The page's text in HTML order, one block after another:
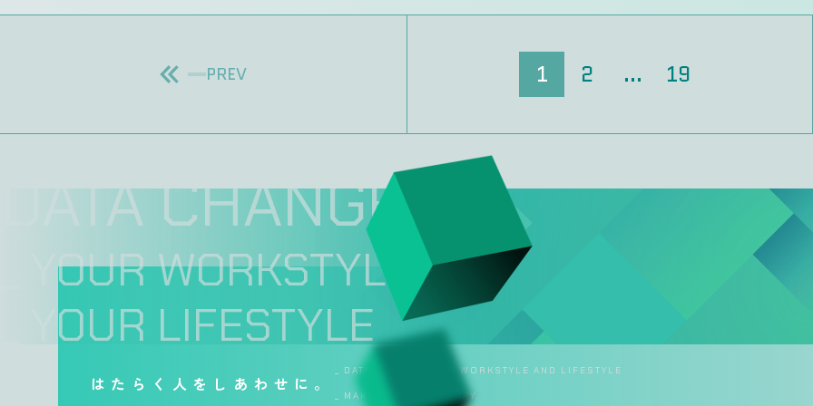
PREV 1 2 ... 19
DATA CHANGE >>
_ YOUR WORKSTYLE
_ YOUR LIFESTYLE
はたらく人をしあわせに。
_ DATA CHANGE YOUR WORKSTYLE AND LIFESTYLE
_ MAKE WORKERS HAPPY.